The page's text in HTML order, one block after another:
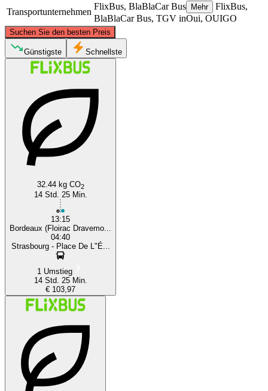
Transportunternehmen
FlixBus, BlaBlaCar Bus Mehr
FlixBus,
BlaBlaCar Bus, TGV inOui, OUIGO
Suchen Sie den besten Preis
Bordeaux
©CARTO , ©OpenStreetMapcontributors
Günstigste Schnellste
32.44 kg CO2
14 Std. 25 Min.
13:15
Bordeaux (Floirac Dravemo...
04:40
Strasbourg - Place De L"É...
1 Umstieg
14 Std. 25 Min.
€ 103,97